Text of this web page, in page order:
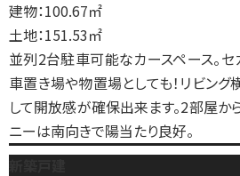
建物：100.67㎡
土地：151.53㎡
並列2台駐車可能なカースペース。セ
車置き場や物置場としても！リビング
して開放感が確保出来ます。2部屋か
ニーは南向きで陽当たり良好。